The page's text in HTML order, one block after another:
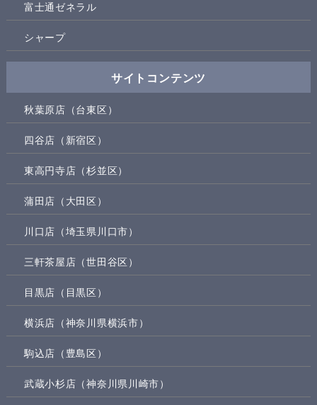
富士通ゼネラル
シャープ
サイトコンテンツ
秋葉原店（台東区）
四谷店（新宿区）
東高円寺店（杉並区）
蒲田店（大田区）
川口店（埼玉県川口市）
三軒茶屋店（世田谷区）
目黒店（目黒区）
横浜店（神奈川県横浜市）
駒込店（豊島区）
武蔵小杉店（神奈川県川崎市）